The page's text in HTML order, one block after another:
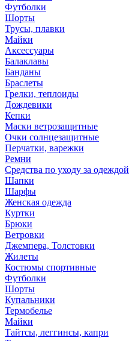
Футболки
Шорты
Трусы, плавки
Майки
Аксессуары
Балаклавы
Банданы
Браслеты
Грелки, теплоиды
Дождевики
Кепки
Маски ветрозащитные
Очки солнцезащитные
Перчатки, варежки
Ремни
Средства по уходу за одеждой
Шапки
Шарфы
Женская одежда
Куртки
Брюки
Ветровки
Джемпера, Толстовки
Жилеты
Костюмы спортивные
Футболки
Шорты
Купальники
Термобелье
Майки
Тайтсы, леггинсы, капри